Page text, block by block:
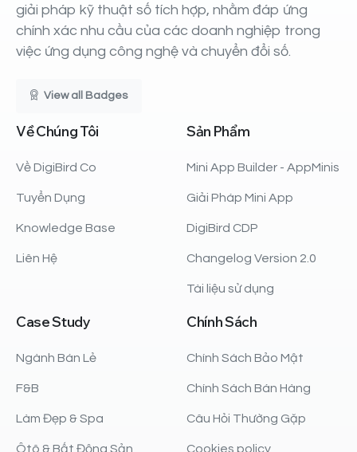
giải pháp kỹ thuật số tích hợp, nhằm đáp ứng
chính xác nhu cầu của các doanh nghiệp trong
việc ứng dụng công nghệ và chuyển đổi số.
View all Badges
VềChúngTôi
Về DigiBird Co
Tuyển Dụng
Knowledge Base
Liên Hệ
Sản Phẩm
Mini App Builder - AppMinis
Giải Pháp Mini App
DigiBird CDP
Changelog Version 2.0
Tài liệu sử dụng
CaseStudy
Ngành Bán Lẻ
F&B
Làm Đẹp & Spa
Ôtô & Bất Động Sản
ChínhSách
Chính Sách Bảo Mật
Chính Sách Bán Hàng
Câu Hỏi Thường Gặp
Cookies policy